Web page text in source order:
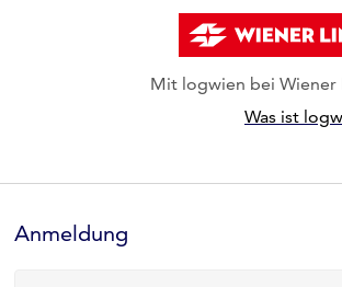
Mit logwien bei Wiener
Was ist
Formular
Anmeldung